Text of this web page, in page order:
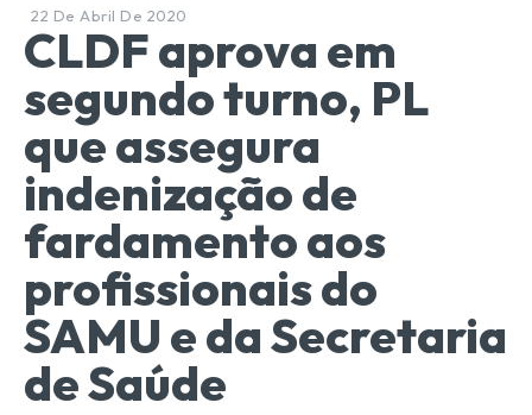
22 De Abril De 2020
CLDF aprova em
segundo turno, PL
que assegura
indenização de
fardamento aos
profissionais do
SAMU e da Secretaria
de Saúde